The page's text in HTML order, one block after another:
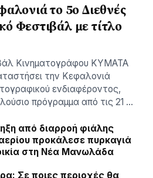
το 5ο Διεθνές
Φεστιβάλ με τίτλο
Κινηματογράφου ΚΥΜΑΤΑ
την Κεφαλονιά
ενδιαφέροντος,
πρόγραμμα από τις 21 …
από διαρροή φιάλης
προκάλεσε πυρκαγιά
στη Νέα Μανωλάδα
Σε ποιες περιοχές θα